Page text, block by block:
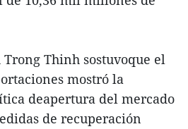
Thinh sostuvoque el
mostró la
deapertura del mercado
de recuperación